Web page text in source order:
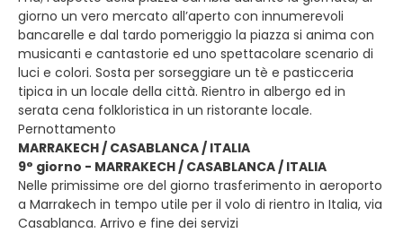
giorno un vero mercato all’aperto con innumerevoli
bancarelle e dal tardo pomeriggio la piazza si anima con
musicanti e cantastorie ed uno spettacolare scenario di
luci e colori. Sosta per sorseggiare un tè e pasticceria
tipica in un locale della città. Rientro in albergo ed in
serata cena folkloristica in un ristorante locale.
Pernottamento
MARRAKECH / CASABLANCA / ITALIA
9° giorno - MARRAKECH / CASABLANCA / ITALIA
Nelle primissime ore del giorno trasferimento in aeroporto
a Marrakech in tempo utile per il volo di rientro in Italia, via
Casablanca. Arrivo e fine dei servizi